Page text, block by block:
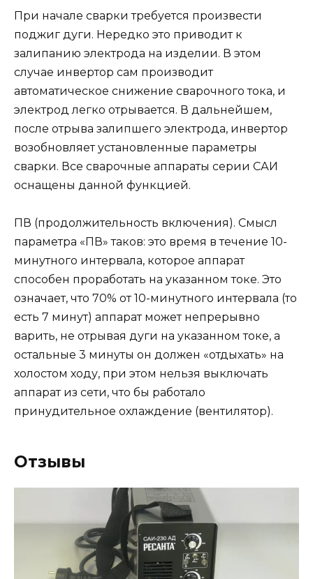
При начале сварки требуется произвести
поджиг дуги. Нередко это приводит к
залипанию электрода на изделии. В этом
случае инвертор сам производит
автоматическое снижение сварочного тока, и
электрод легко отрывается. В дальнейшем,
после отрыва залипшего электрода, инвертор
возобновляет установленные параметры
сварки. Все сварочные аппараты серии САИ
оснащены данной функцией.
ПВ (продолжительность включения). Смысл
параметра «ПВ» таков: это время в течение 10-
минутного интервала, которое аппарат
способен проработать на указанном токе. Это
означает, что 70% от 10-минутного интервала (то
есть 7 минут) аппарат может непрерывно
варить, не отрывая дуги на указанном токе, а
остальные 3 минуты он должен «отдыхать» на
холостом ходу, при этом нельзя выключать
аппарат из сети, что бы работало
принудительное охлаждение (вентилятор).
Отзывы